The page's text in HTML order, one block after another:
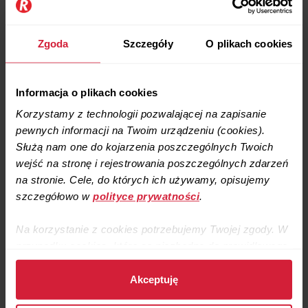
Zgoda Szczegóły O plikach cookies
Informacja o plikach cookies
Korzystamy z technologii pozwalającej na zapisanie
pewnych informacji na Twoim urządzeniu (cookies).
Służą nam one do kojarzenia poszczególnych Twoich
wejść na stronę i rejestrowania poszczególnych zdarzeń
na stronie. Cele, do których ich używamy, opisujemy
szczegółowo w polityce prywatności.
Na korzystanie z cookies potrzebujemy Twojej zgody. W
działania strony, zgodę stanowi samo dalsze korzystanie
Akceptuję
Kanały przygotowane pod montaż rekuperatora.
Korzyści z rekuperacji w domach drewnianych
Korzyści z rekuperacjiw domach drewnianych są takie same,
bez strat energetycznych na wentylacji (które mają miejsce
ciepła i oszczędności na ogrzewaniu.
W praktyce dom drewniany często bardzo dobrze reaguje
na wentylację mechaniczną z odzyskiem ciepła, bo jest